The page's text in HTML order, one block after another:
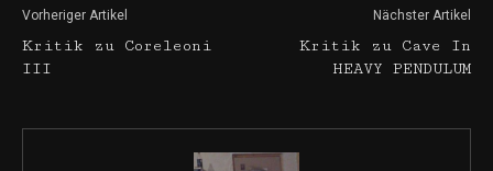
Vorheriger Artikel
Kritik zu Coreleoni
III
Nächster Artikel
Kritik zu Cave In
HEAVY PENDULUM